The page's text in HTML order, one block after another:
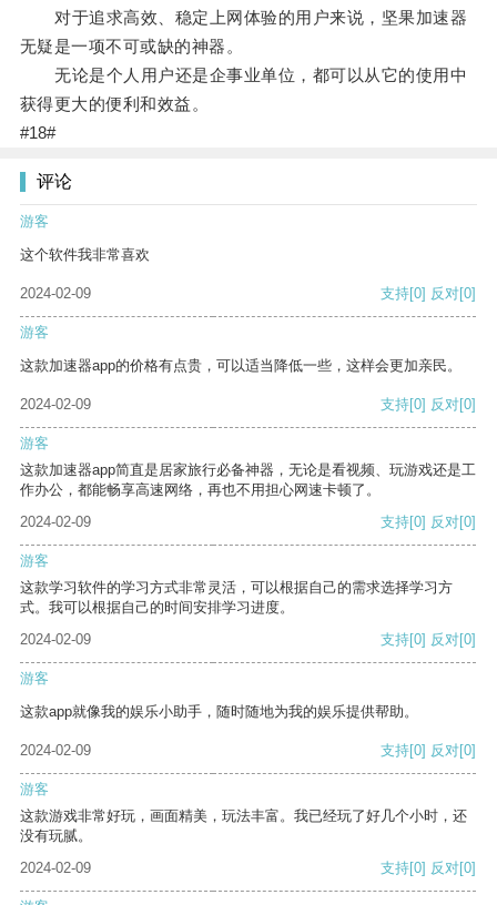
对于追求高效、稳定上网体验的用户来说，坚果加速器
无疑是一项不可或缺的神器。
无论是个人用户还是企事业单位，都可以从它的使用中
获得更大的便利和效益。
#18#
评论
游客
这个软件我非常喜欢
2024-02-09 支持[0] 反对[0]
游客
这款加速器app的价格有点贵，可以适当降低一些，这样会更加亲民。
2024-02-09 支持[0] 反对[0]
游客
这款加速器app简直是居家旅行必备神器，无论是看视频、玩游戏还是工
作办公，都能畅享高速网络，再也不用担心网速卡顿了。
2024-02-09
支持[0] 反对[0]
游客
这款学习软件的学习方式非常灵活，可以根据自己的需求选择学习方
式。我可以根据自己的时间安排学习进度。
2024-02-09
支持[0] 反对[0]
游客
这款app就像我的娱乐小助手，随时随地为我的娱乐提供帮助。
2024-02-09 支持[0] 反对[0]
游客
这款游戏非常好玩，画面精美，玩法丰富。我已经玩了好几个小时，还
没有玩腻。
2024-02-09
支持[0] 反对[0]